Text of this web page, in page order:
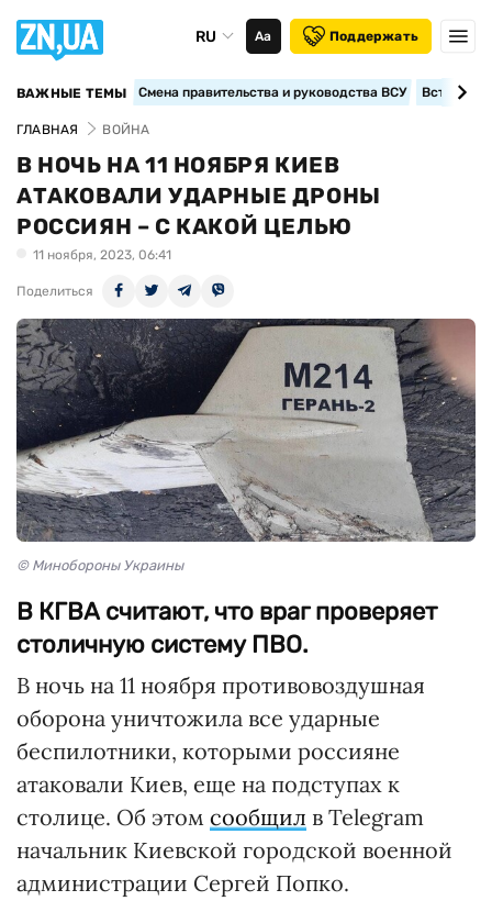
RU Аа Поддержать
ВАЖНЫЕ ТЕМЫ Смена правительства и руководства ВСУ
ГЛАВНАЯ ВОЙНА
В НОЧЬ НА 11 НОЯБРЯ КИЕВ
АТАКОВАЛИ УДАРНЫЕ ДРОНЫ
РОССИЯН – С КАКОЙ ЦЕЛЬЮ
11 ноября, 2023, 06:41
Поделиться
© Минобороны Украины
В КГВА считают, что враг проверяет
столичную систему ПВО.
В ночь на 11 ноября противовоздушная
оборона уничтожила все ударные
беспилотники, которыми россияне
атаковали Киев, еще на подступах к
столице. Об этом сообщил в Telegram
начальник Киевской городской военной
администрации Сергей Попко.